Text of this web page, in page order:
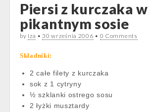
Piersi z kurczaka w
pikantnym sosie
by Iza •30 września 2006 • 0 Comments
Składniki:
2 całe filety z kurczaka
sok z 1 cytryny
½ szklanki ostrego sosu
2 łyżki musztardy